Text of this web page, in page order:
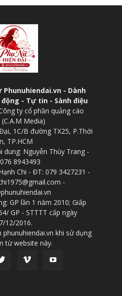
- Dành
- Tự tin - Sành điệu
ty cổ phần quảng cáo
(C.A.M Media)
1C/B đường TX25, P.Thới
TP.HCM
dung: Nguyễn Thùy Trang -
8943493
Chi - ĐT: 079 3427231 -
-
GP lần 1 năm 2010; Giấp
GP - STTTT cấp ngày
12/2016.
phunuhiendai.vn khi sử dụng
từ website này.